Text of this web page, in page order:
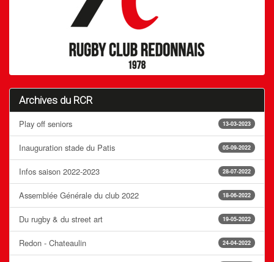
Archives du RCR
13-03-2023
Play off seniors
05-09-2022
Inauguration stade du Patis
28-07-2022
Infos saison 2022-2023
18-06-2022
Assemblée Générale du club 2022
19-05-2022
Du rugby & du street art
24-04-2022
Redon - Chateaulin